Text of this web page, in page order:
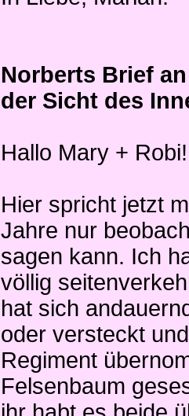
Norberts Brief
der Sicht des
Hallo Mary + Robi!
Hier spricht jetzt
Jahre nur
sagen kann. Ich
völlig
hat sich
oder versteckt
Regiment
Felsenbaum